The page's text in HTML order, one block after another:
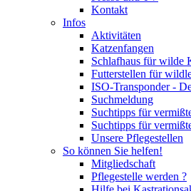
Kontakt
Infos
Aktivitäten
Katzenfangen
Schlafhaus für wilde
Futterstellen für
ISO-Transponder -
Suchmeldung
Suchtipps für
Suchtipps für
Unsere Pflegestellen
So können Sie helfen!
Mitgliedschaft
Pflegestelle werden ?